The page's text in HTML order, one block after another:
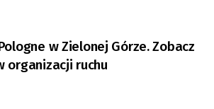
w Zielonej Górze. Zobacz
organizacji ruchu